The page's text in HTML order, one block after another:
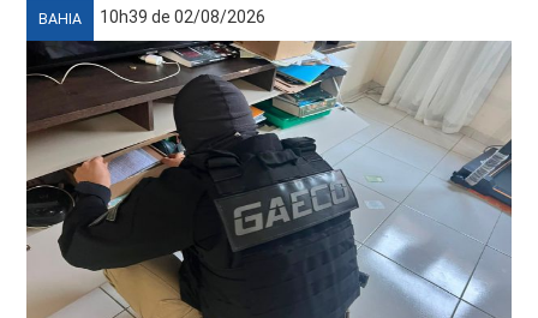
BAHIA 10h39 de 02/08/2026